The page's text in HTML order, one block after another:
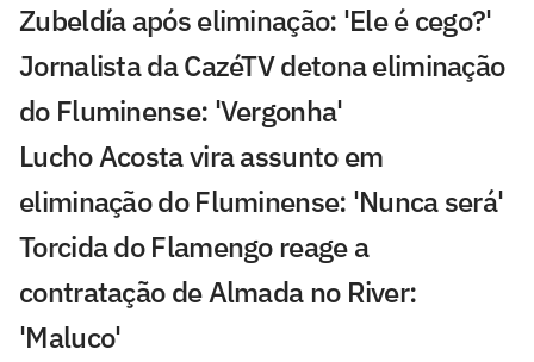
Zubeldía após eliminação: 'Ele é cego?'
Jornalista da CazéTV detona eliminação
do Fluminense: 'Vergonha'
Lucho Acosta vira assunto em
eliminação do Fluminense: 'Nunca será'
Torcida do Flamengo reage a
contratação de Almada no River:
'Maluco'